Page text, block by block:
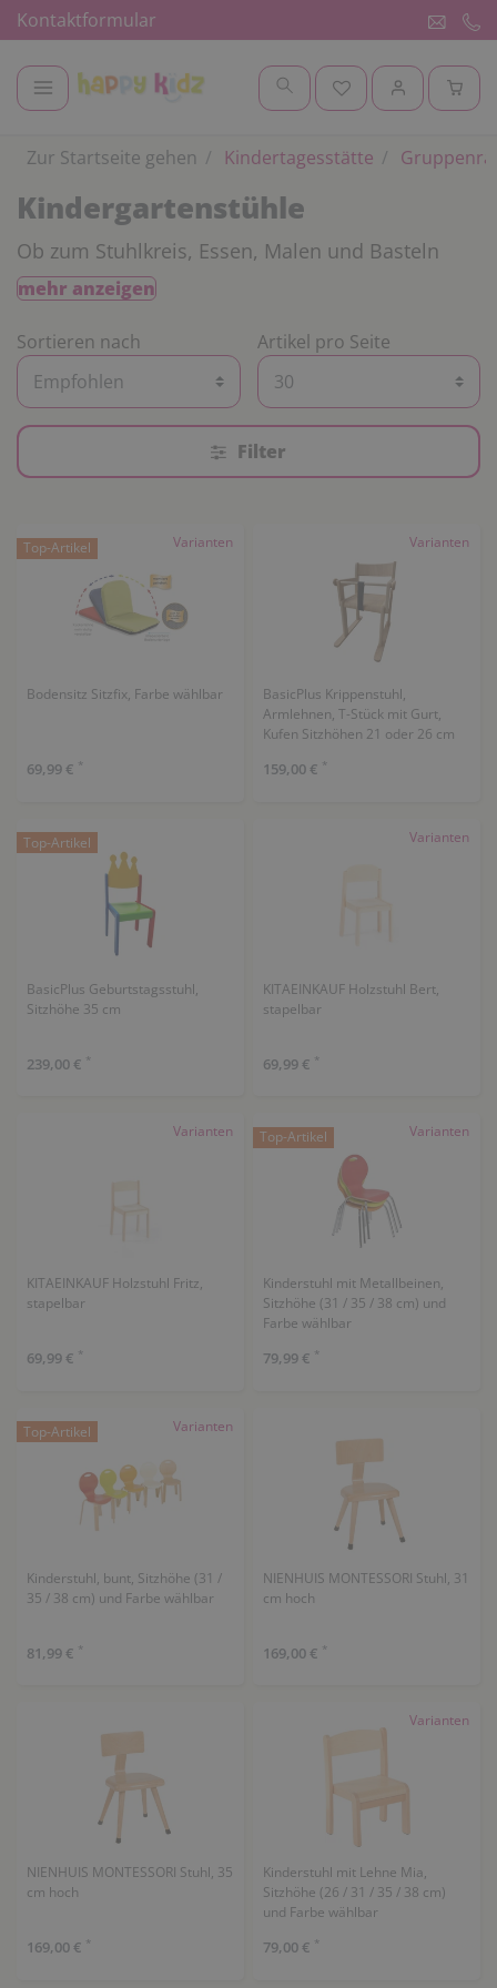
Kontaktformular
Zur Startseite gehen Kindertagesstätte
Kindergartenstühle
Ob zum Stuhlkreis, Essen, Malen und Basteln
oder zum Spiele spielen, Kindergartenstühle sind
nur eines der vielen Möbel, die in der
Kindertagesstätte zur Grundausstattung gehören.
Hier finden Sie robuste Kindergartenstühle in
verschiedenen Ausführungen und Farben.
mehr anzeigen
Sortieren nach Artikel pro Seite
Filter
Varianten
Top-Artikel
Bodensitz Sitzfix, Farbe wählbar
69,99 € *
Varianten
BasicPlus Krippenstuhl,
Armlehnen, T-Stück mit Gurt,
Kufen Sitzhöhen 21 oder 26 cm
159,00 € *
Top-Artikel
BasicPlus Geburtstagsstuhl,
Sitzhöhe 35 cm
239,00 € *
Varianten
KITAEINKAUF Holzstuhl Bert,
stapelbar
69,99 € *
Varianten
KITAEINKAUF Holzstuhl Fritz,
stapelbar
69,99 € *
Varianten
Top-Artikel
Kinderstuhl mit Metallbeinen,
Sitzhöhe (31 / 35 / 38 cm) und
Farbe wählbar
79,99 € *
Varianten
Top-Artikel
Kinderstuhl, bunt, Sitzhöhe (31 /
35 / 38 cm) und Farbe wählbar
81,99 € *
NIENHUIS MONTESSORI Stuhl, 31
cm hoch
169,00 € *
NIENHUIS MONTESSORI Stuhl, 35
cm hoch
169,00 € *
Varianten
Kinderstuhl mit Lehne Mia,
Sitzhöhe (26 / 31 / 35 / 38 cm)
und Farbe wählbar
79,00 € *